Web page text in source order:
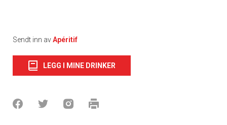
Sendt inn avApéritif
LEGG I MINE DRINKER